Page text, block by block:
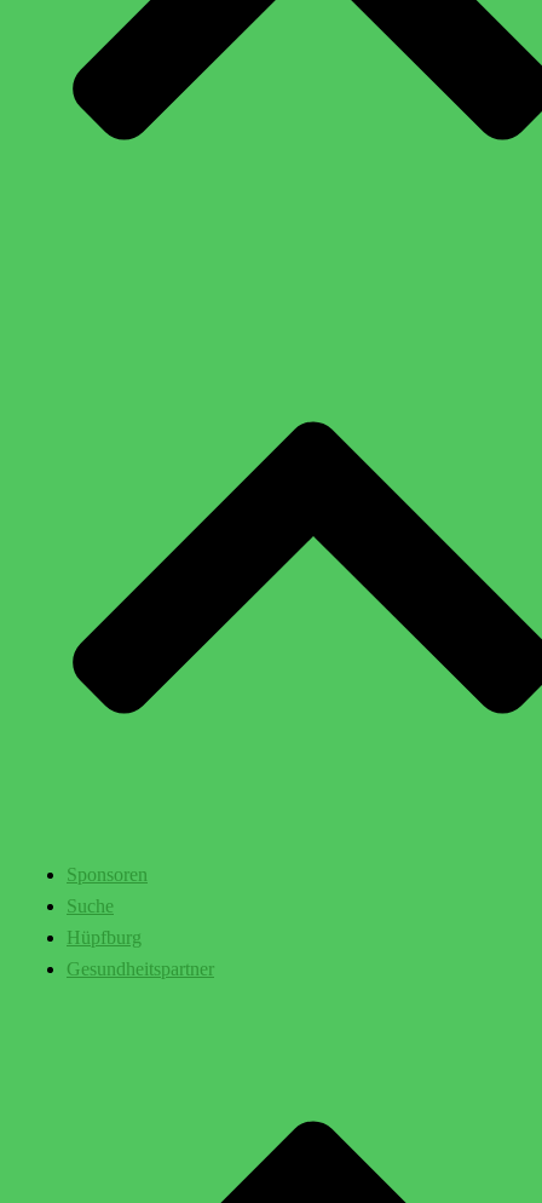
Sponsoren
Suche
Hüpfburg
Gesundheitspartner